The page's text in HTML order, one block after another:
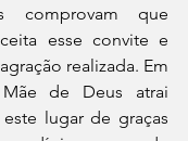
comprovam que
esse convite e
realizada. Em
de Deus atrai
lugar de graças